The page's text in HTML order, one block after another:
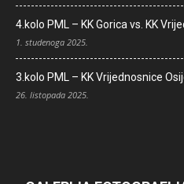
4.kolo PML – KK Gorica vs. KK
1. studenoga 2025.
3.kolo PML – KK Vrijednosnice
26. listopada 2025.